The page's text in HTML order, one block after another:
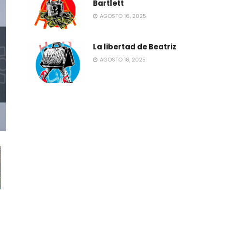
Bartlett
AGOSTO 16, 2025
La libertad de Beatriz
AGOSTO 18, 2025